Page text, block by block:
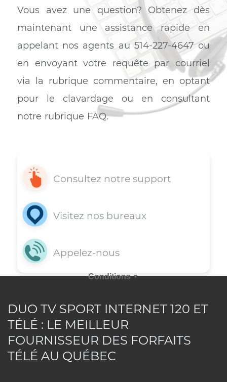
DUO TV SPORT INTERNET 120 ET
TÉLÉ : LE MEILLEUR
FOURNISSEUR DES FORFAITS
TÉLÉ AU QUÉBEC
Support 7j/7
Vous avez une question? Obtenez
maintenant une assistance rapide
en envoyant votre requête par
via la rubrique commentaire, en
pour le clavardage ou en